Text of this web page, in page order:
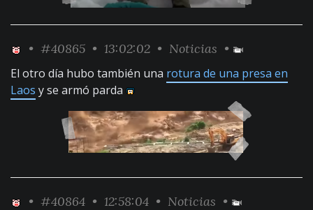
• #40865 • 13:02:02 • Noticias •
El otro día hubo también una rotura de una presa en
Laos y se armó parda
• #40864 • 12:58:04 • Noticias •